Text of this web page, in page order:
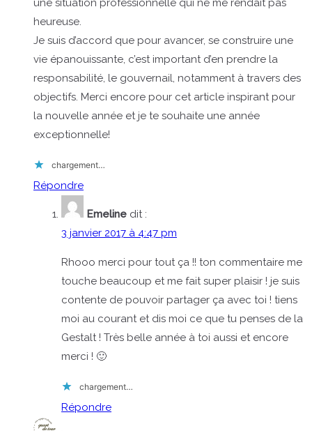
une situation professionnelle qui ne me rendait pas
heureuse.
Je suis d’accord que pour avancer, se construire une
vie épanouissante, c’est important d’en prendre la
responsabilité, le gouvernail, notamment à travers des
objectifs. Merci encore pour cet article inspirant pour
la nouvelle année et je te souhaite une année
exceptionnelle!
chargement…
Répondre
Emeline dit :
3 janvier 2017 à 4:47 pm
Rhooo merci pour tout ça !! ton commentaire me
touche beaucoup et me fait super plaisir ! je suis
contente de pouvoir partager ça avec toi ! tiens
moi au courant et dis moi ce que tu penses de la
Gestalt ! Très belle année à toi aussi et encore
merci ! 🙂
chargement…
Répondre